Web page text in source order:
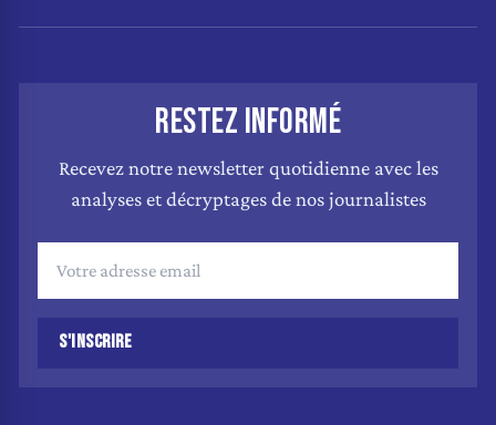
RESTEZ INFORMÉ
Recevez notre newsletter quotidienne avec les
analyses et décryptages de nos journalistes
S'INSCRIRE